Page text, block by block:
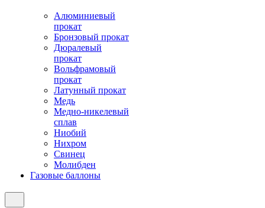
Алюминиевый
прокат
Бронзовый прокат
Дюралевый
прокат
Вольфрамовый
прокат
Латунный прокат
Медь
Медно-никелевый
сплав
Ниобий
Нихром
Свинец
Молибден
Газовые баллоны